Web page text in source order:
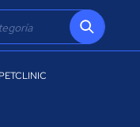
PETCLINIC